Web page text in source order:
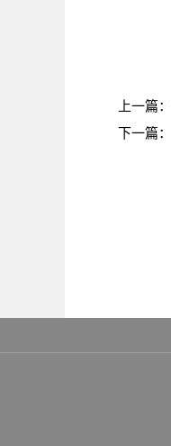
上一篇：
下一篇：